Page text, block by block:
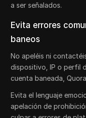
a ser señalados.
Evita errores
baneos
No apeléis ni
dispositivo, IP o perfil
cuenta baneada,
Evita el lenguaje
apelación de